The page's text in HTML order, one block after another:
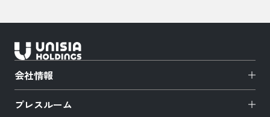
会社情報
プレスルーム